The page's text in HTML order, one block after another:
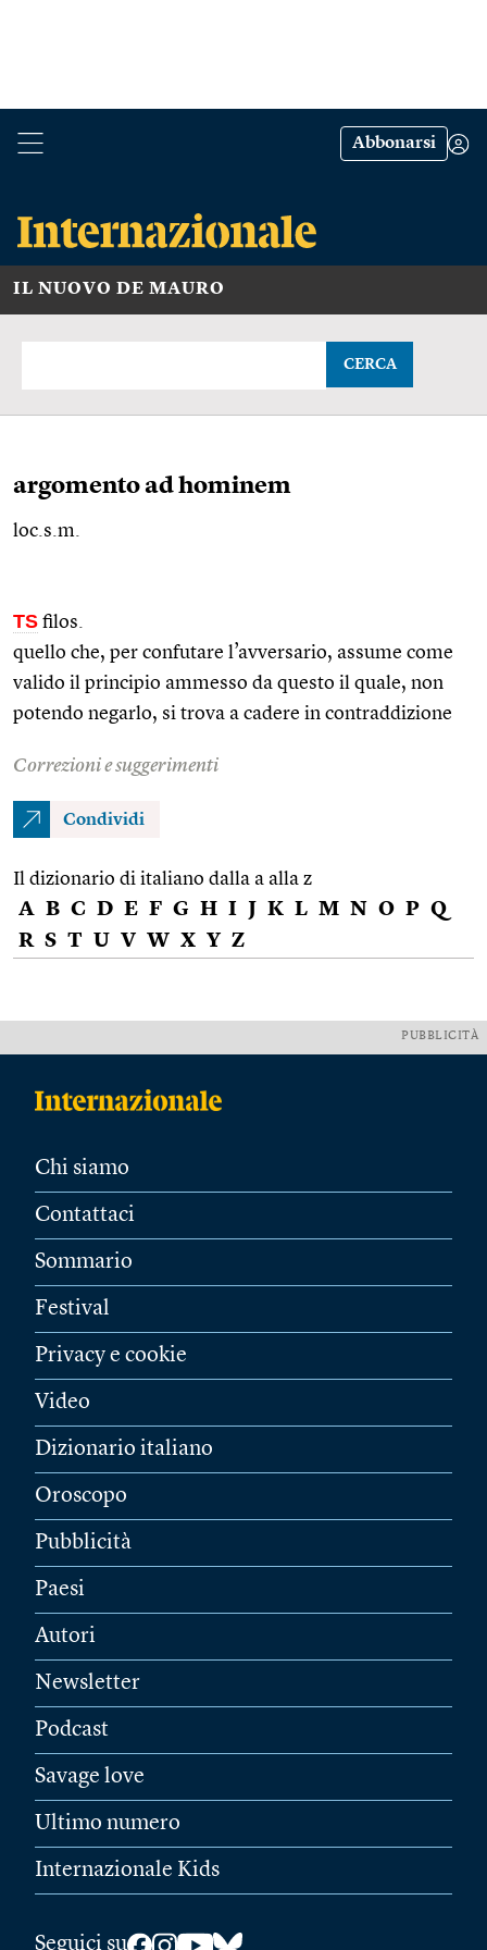
Abbonarsi
IL NUOVO DE MAURO
CERCA
argomento ad hominem
loc.s.m.
TS filos.
quello che, per confutare l’avversario, assume come
valido il principio ammesso da questo il quale, non
potendo negarlo, si trova a cadere in contraddizione
Correzioni e suggerimenti
Condividi
Il dizionario di italiano dalla a alla z
A B C D E F G H I J K L M N O P Q
R S T U V W X Y Z
PUBBLICITÀ
Chi siamo
Contattaci
Sommario
Festival
Privacy e cookie
Video
Dizionario italiano
Oroscopo
Pubblicità
Paesi
Autori
Newsletter
Podcast
Savage love
Ultimo numero
Internazionale Kids
Seguici su